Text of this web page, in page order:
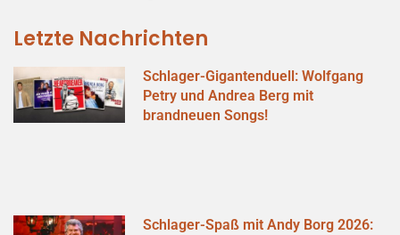
Letzte Nachrichten
Schlager-Gigantenduell: Wolfgang
Petry und Andrea Berg mit
brandneuen Songs!
Schlager-Spaß mit Andy Borg 2026: